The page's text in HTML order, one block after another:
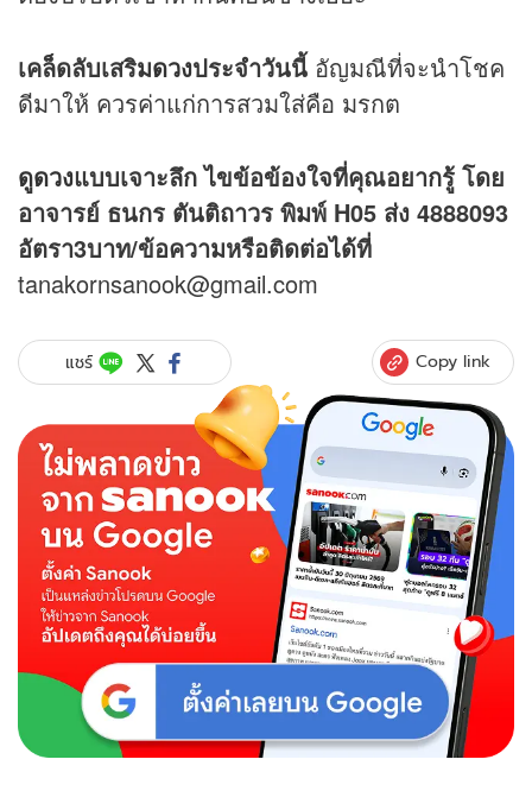
เคล็ดลับเสริมดวงประจำวันนี้ อัญมณีที่จะนำโชค
ดีมาให้ ควรค่าแก่การสวมใส่คือ มรกต
ดูดวงแบบเจาะลึก ไขข้อข้องใจที่คุณอยากรู้ โดย
อาจารย์ ธนกร ตันติถาวร พิมพ์ H05 ส่ง 4888093
อัตรา3บาท/ข้อความหรือติดต่อได้ที่
tanakornsanook@gmail.com
แชร์ Copy link